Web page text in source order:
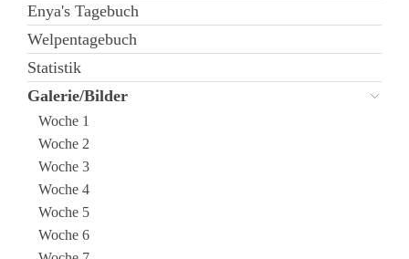
Enya's Tagebuch
Welpentagebuch
Statistik
Galerie/Bilder
Woche 1
Woche 2
Woche 3
Woche 4
Woche 5
Woche 6